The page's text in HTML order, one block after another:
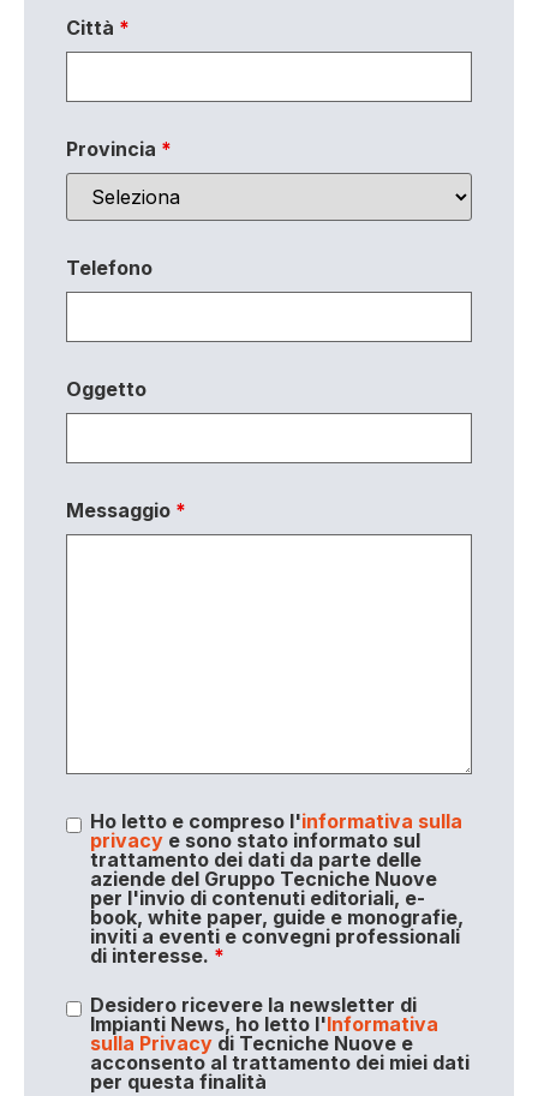
Città *
Provincia *
Telefono
Oggetto
Messaggio *
Ho letto e compreso l'informativa sulla
privacye sono stato informato sul
trattamento dei dati da parte delle
aziende del Gruppo Tecniche Nuove
per l'invio di contenuti editoriali, e-
book, white paper, guide e monografie,
inviti a eventi e convegni professionali
di interesse. *
Desidero ricevere la newsletter di
Impianti News, ho letto l'Informativa
sulla Privacydi Tecniche Nuove e
acconsento al trattamento dei miei dati
per questa finalità